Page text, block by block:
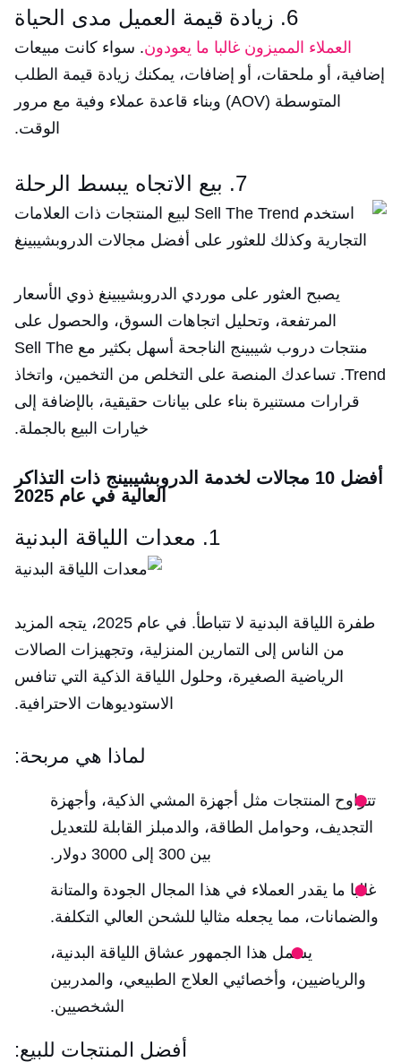
6. زيادة قيمة العميل مدى الحياة
العملاء المميزون غالبا ما يعودون. سواء كانت مبيعات
إضافية، أو ملحقات، أو إضافات، يمكنك زيادة قيمة الطلب
المتوسطة (AOV) وبناء قاعدة عملاء وفية مع مرور
الوقت.
7. بيع الاتجاه يبسط الرحلة
يصبح العثور على موردي الدروبشيبينغ ذوي الأسعار
المرتفعة، وتحليل اتجاهات السوق، والحصول على
منتجات دروب شيبينج الناجحة أسهل بكثير مع Sell The
Trend. تساعدك المنصة على التخلص من التخمين، واتخاذ
قرارات مستنيرة بناء على بيانات حقيقية، بالإضافة إلى
خيارات البيع بالجملة.
أفضل 10 مجالات لخدمة الدروبشيبينج ذات التذاكر
العالية في عام 2025
1. معدات اللياقة البدنية
طفرة اللياقة البدنية لا تتباطأ. في عام 2025، يتجه المزيد
من الناس إلى التمارين المنزلية، وتجهيزات الصالات
الرياضية الصغيرة، وحلول اللياقة الذكية التي تنافس
الاستوديوهات الاحترافية.
لماذا هي مربحة:
تتراوح المنتجات مثل أجهزة المشي الذكية، وأجهزة
التجديف، وحوامل الطاقة، والدمبلز القابلة للتعديل
بين 300 إلى 3000 دولار.
غالبا ما يقدر العملاء في هذا المجال الجودة والمتانة
والضمانات، مما يجعله مثاليا للشحن العالي التكلفة.
يشمل هذا الجمهور عشاق اللياقة البدنية،
والرياضيين، وأخصائيي العلاج الطبيعي، والمدربين
الشخصيين.
أفضل المنتجات للبيع: